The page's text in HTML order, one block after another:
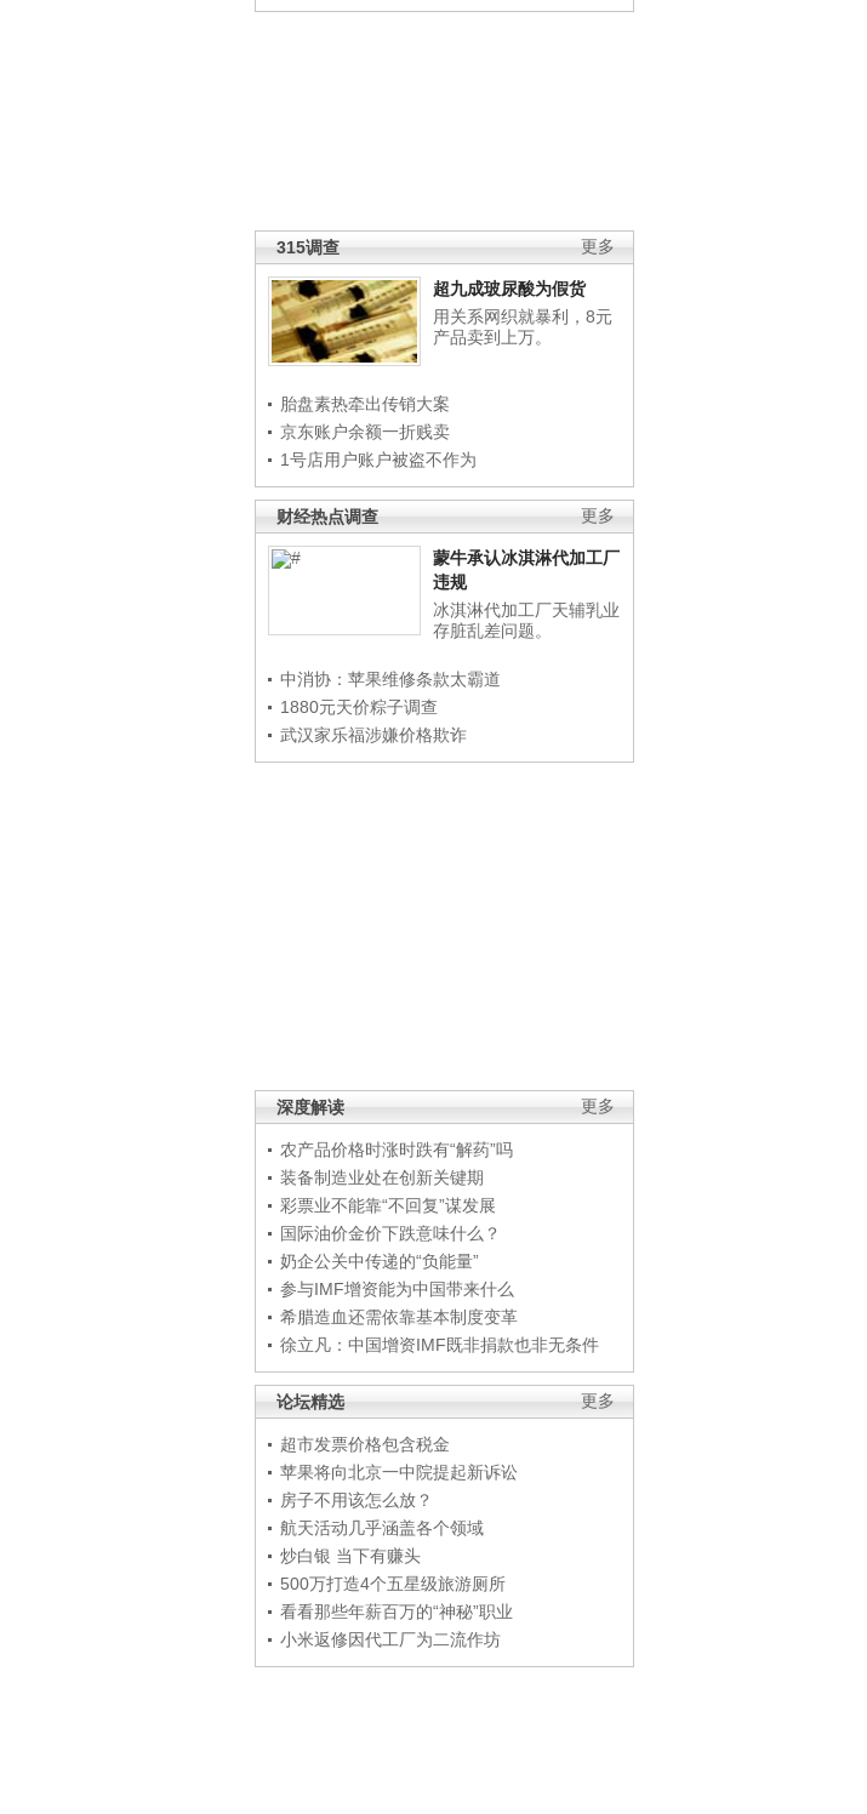
更多
315调查
超九成玻尿酸为假货
用关系网织就暴利，8元
产品卖到上万。
胎盘素热牵出传销大案
京东账户余额一折贱卖
1号店用户账户被盗不作为
更多
财经热点调查
蒙牛承认冰淇淋代加工厂
违规
冰淇淋代加工厂天辅乳业
存脏乱差问题。
中消协：苹果维修条款太霸道
1880元天价粽子调查
武汉家乐福涉嫌价格欺诈
更多
深度解读
农产品价格时涨时跌有“解药”吗
装备制造业处在创新关键期
彩票业不能靠“不回复”谋发展
国际油价金价下跌意味什么？
奶企公关中传递的“负能量”
参与IMF增资能为中国带来什么
希腊造血还需依靠基本制度变革
徐立凡：中国增资IMF既非捐款也非无条件
更多
论坛精选
超市发票价格包含税金
苹果将向北京一中院提起新诉讼
房子不用该怎么放？
航天活动几乎涵盖各个领域
炒白银 当下有赚头
500万打造4个五星级旅游厕所
看看那些年薪百万的“神秘”职业
小米返修因代工厂为二流作坊